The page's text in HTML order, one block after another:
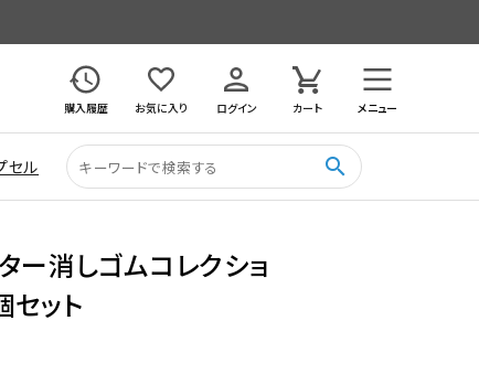
購入履歴
お気に入り ログイン カート メニュー
セル search
ー消しゴムコレクショ
ット